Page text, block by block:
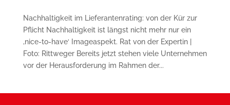
Nachhaltigkeit im Lieferantenrating: von der Kür zur
Pflicht Nachhaltigkeit ist längst nicht mehr nur ein
‚nice-to-have‘ Imageaspekt. Rat von der Expertin |
Foto: Rittweger Bereits jetzt stehen viele Unternehmen
vor der Herausforderung im Rahmen der...